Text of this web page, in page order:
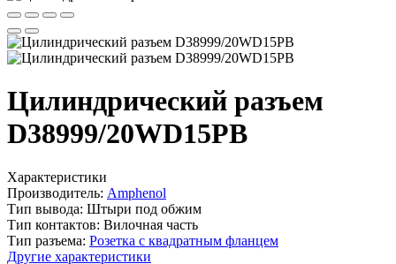
Цилиндрический разъем
D38999/20WD15PB
Характеристики
Производитель: Amphenol
Тип вывода: Штыри под обжим
Тип контактов: Вилочная часть
Тип разъема: Розетка с квадратным фланцем
Другие характеристики